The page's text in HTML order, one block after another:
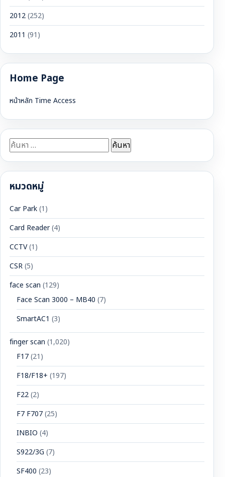
2012(252)
2011 (91)
Home Page
หน้าหลัก Time Access
ค้นหา
สำหรับ:
หมวดหมู่
Car Park(1)
Card Reader(4)
CCTV(1)
CSR(5)
face scan (129)
Face Scan 3000 – MB40 (7)
SmartAC1 (3)
finger scan (1,020)
F17(21)
F18/F18+ (197)
F22(2)
F7 F707(25)
INBIO (4)
S922/3G (7)
SF400 (23)